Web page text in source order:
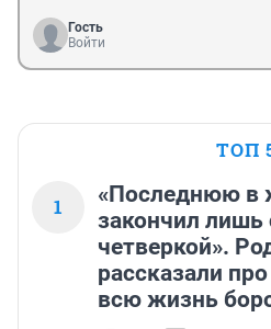
Гость
Войти
ТОП
1
«Последнюю в
закончил лишь
четверкой».
рассказали
всю жизнь